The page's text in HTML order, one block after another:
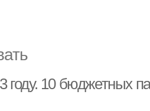
году. 10 бюджетных